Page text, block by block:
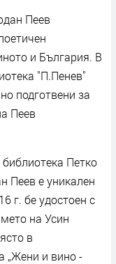
Пеев
и България. В
"П.Пенев"
подготвени за
Пеев
Петко
Пеев е уникален
г. бе удостоен с
на Усин
в
„Жени и вино -